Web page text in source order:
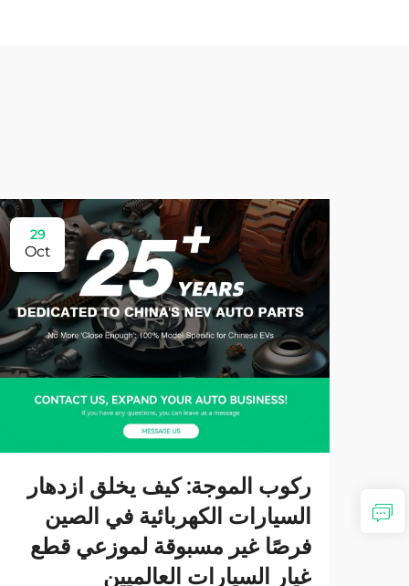
29
Oct
ركوب الموجة: كيف يخلق ازدهار
السيارات الكهربائية في الصين
فرصًا غير مسبوقة لموزعي قطع
غيار السيارات العالميين